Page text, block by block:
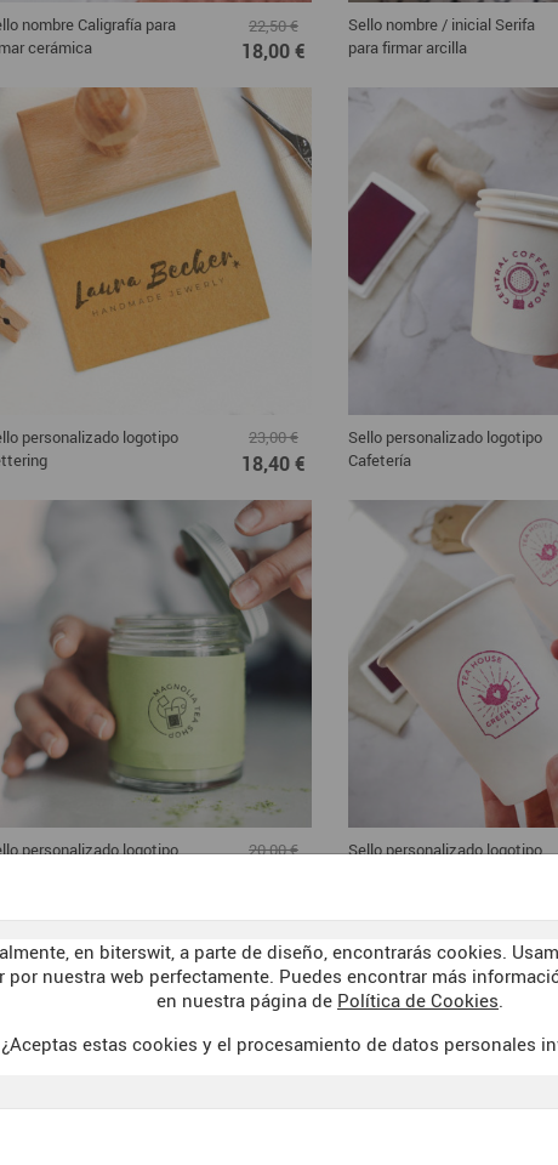
en biterswit, a parte de diseño, encontrarás cookies.
nuestra web perfectamente. Puedes encontrar más
en nuestra página de Política de Cookies.
¿Aceptas estas cookies y el procesamiento de datos personales
nombre Caligrafía para
cerámica
22,50 €
18,00 €
Sello nombre / inicial Serifa
para firmar arcilla
personalizado logotipo
23,00 €
18,40 €
Sello personalizado logotipo
Cafetería
personalizado logotipo
20,00 €
Sello personalizado logotipo
DE VENTA
POLÍTICA DE COOKIES